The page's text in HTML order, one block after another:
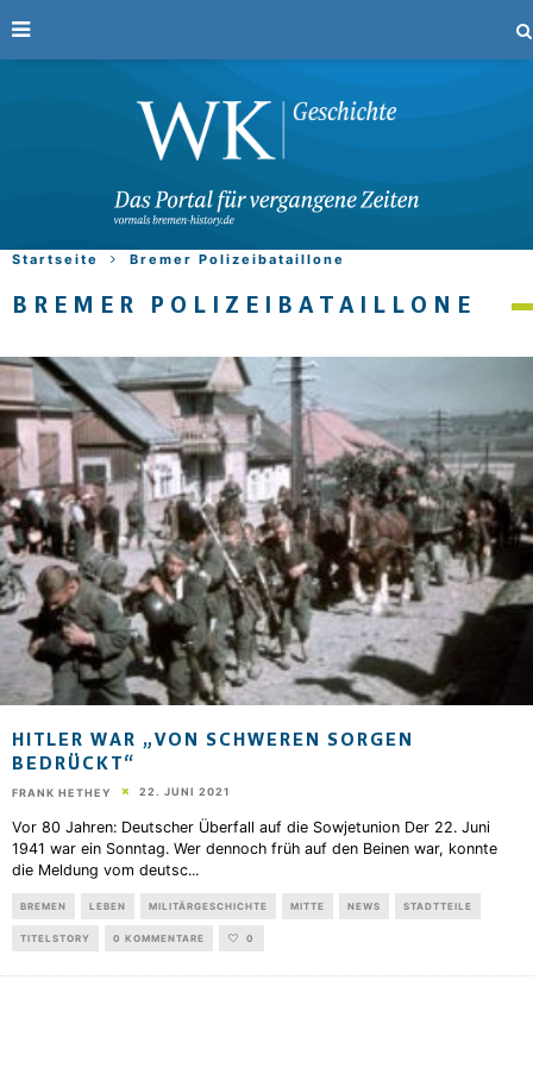
Startseite Bremer Polizeibataillone
BREMER POLIZEIBATAILLONE
HITLER WAR „VON SCHWEREN SORGEN
BEDRÜCKT“
FRANK HETHEY 22. JUNI 2021
Vor 80 Jahren: Deutscher Überfall auf die Sowjetunion Der 22. Juni
1941 war ein Sonntag. Wer dennoch früh auf den Beinen war, konnte
die Meldung vom deutsc...
BREMEN LEBEN MILITÄRGESCHICHTE MITTE NEWS STADTTEILE
TITELSTORY 0 KOMMENTARE 0